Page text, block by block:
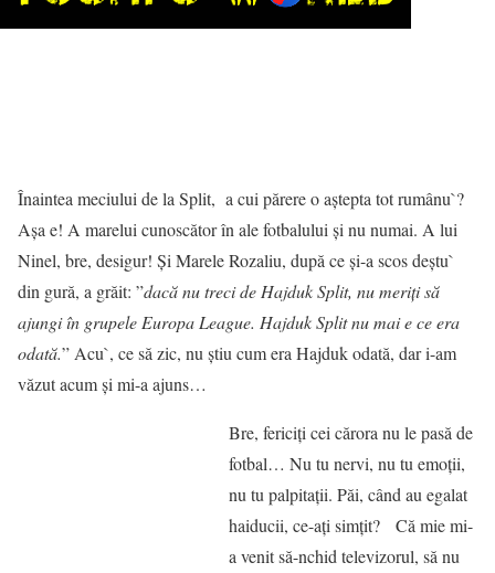
Înaintea meciului de la Split, a cui părere o aștepta tot rumânu`?
Așa e! A marelui cunoscător în ale fotbalului și nu numai. A lui
Ninel, bre, desigur! Și Marele Rozaliu, după ce și-a scos deștu`
din gură, a grăit: ”dacă nu treci de Hajduk Split, nu meriţi să
ajungi în grupele Europa League. Hajduk Split nu mai e ce era
odată.” Acu`, ce să zic, nu știu cum era Hajduk odată, dar i-am
văzut acum și mi-a ajuns…
Bre, fericiți cei cărora nu le pasă de
fotbal… Nu tu nervi, nu tu emoții,
nu tu palpitații. Păi, când au egalat
haiducii, ce-ați simțit? Că mie mi-
a venit să-nchid televizorul, să nu